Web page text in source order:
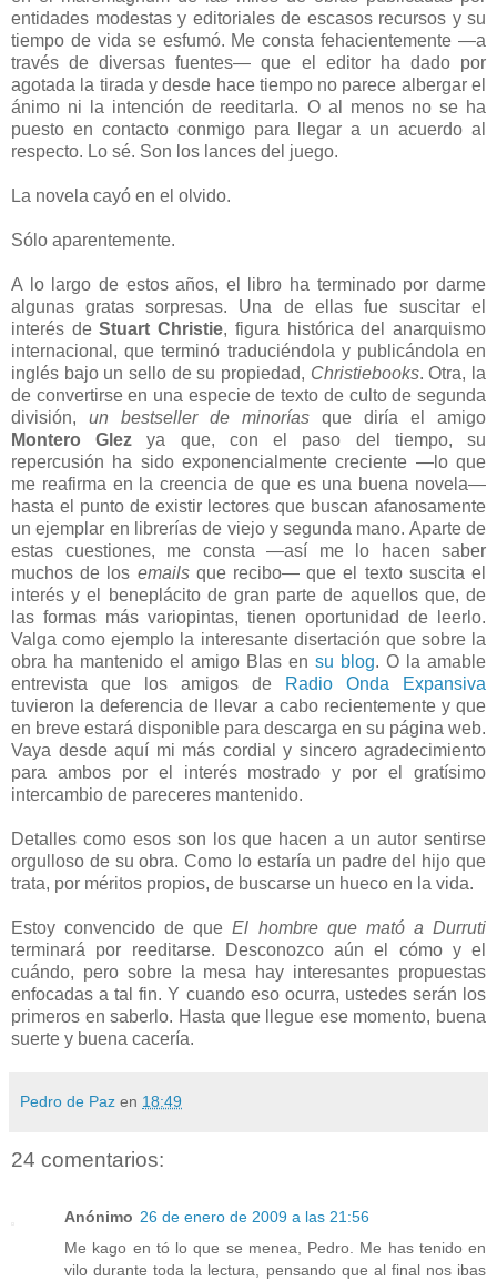
entidades modestas y editoriales de escasos recursos y su
tiempo de vida se esfumó. Me consta fehacientemente —a
través de diversas fuentes— que el editor ha dado por
agotada la tirada y desde hace tiempo no parece albergar el
ánimo ni la intención de reeditarla. O al menos no se ha
puesto en contacto conmigo para llegar a un acuerdo al
respecto. Lo sé. Son los lances del juego.
La novela cayó en el olvido.
Sólo aparentemente.
A lo largo de estos años, el libro ha terminado por darme
algunas gratas sorpresas. Una de ellas fue suscitar el
interés deStuart Christie, figura histórica del anarquismo
internacional, que terminó traduciéndola y publicándola en
inglés bajo un sello de su propiedad, Christiebooks. Otra, la
de convertirse en una especie de texto de culto de segunda
división, un bestseller de minorías que diría el amigo
Montero Glez ya que, con el paso del tiempo, su
repercusión ha sido exponencialmente creciente —lo que
me reafirma en la creencia de que es una buena novela—
hasta el punto de existir lectores que buscan afanosamente
un ejemplar en librerías de viejo y segunda mano. Aparte de
estas cuestiones, me consta —así me lo hacen saber
muchos de los emailsque recibo— que el texto suscita el
interés y el beneplácito de gran parte de aquellos que, de
las formas más variopintas, tienen oportunidad de leerlo.
Valga como ejemplo la interesante disertación que sobre la
obra ha mantenido el amigo Blas en su blog. O la amable
entrevista que los amigos de
Radio Onda Expansiva
tuvieron la deferencia de llevar a cabo recientemente y que
en breve estará disponible para descarga en su página web.
Vaya desde aquí mi más cordial y sincero agradecimiento
para ambos por el interés mostrado y por el gratísimo
intercambio de pareceres mantenido.
Detalles como esos son los que hacen a un autor sentirse
orgulloso de su obra. Como lo estaría un padre del hijo que
trata, por méritos propios, de buscarse un hueco en la vida.
Estoy convencido de queEl hombre que mató a Durruti
terminará por reeditarse. Desconozco aún el cómo y el
cuándo, pero sobre la mesa hay interesantes propuestas
enfocadas a tal fin. Y cuando eso ocurra, ustedes serán los
primeros en saberlo. Hasta que llegue ese momento, buena
suerte y buena cacería.
Pedro de Paz en 18:49
24 comentarios:
Anónimo 26 de enero de 2009 a las 21:56
Me kago en tó lo que se menea, Pedro. Me has tenido en
vilo durante toda la lectura, pensando que al final nos ibas